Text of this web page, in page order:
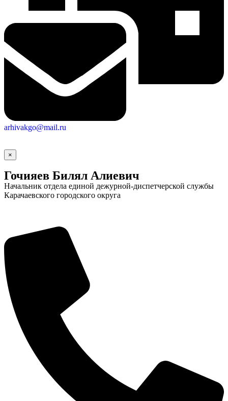
arhivakgo@mail.ru
×
Гочияев Билял Алиевич
Начальник отдела единой дежурной-диспетчерской службы
Карачаевского городского округа